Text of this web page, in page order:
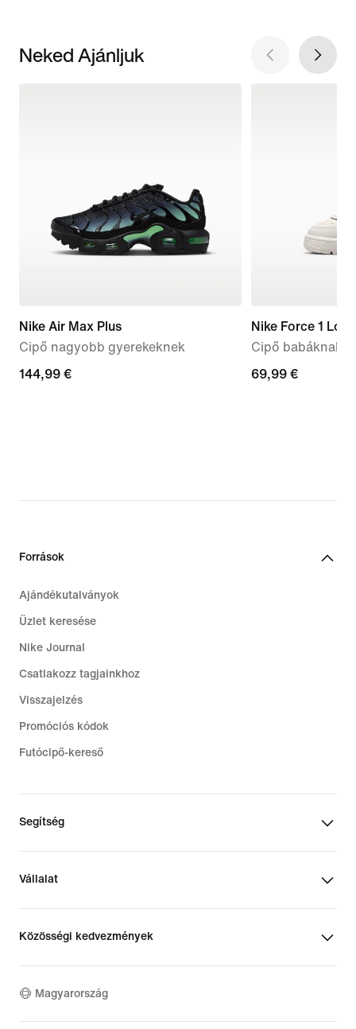
Neked Ajánljuk
Nike Air Max Plus
Cipő nagyobb gyerekeknek
144,99
144,99 €
Nike Force 1 Low
Cipő babáknak
69,99
69,99 €
Források
Ajándékutalványok
Üzlet keresése
Nike Journal
Csatlakozz tagjainkhoz
Visszajelzés
Promóciós kódok
Futócipő-kereső
Segítség
Vállalat
Közösségi kedvezmények
Magyarország